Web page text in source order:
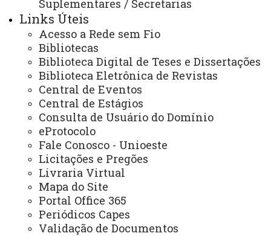
Suplementares / Secretarias
Links Úteis
Acesso a Rede sem Fio
Bibliotecas
Biblioteca Digital de Teses e Dissertações
Biblioteca Eletrônica de Revistas
Central de Eventos
Central de Estágios
Consulta de Usuário do Domínio
eProtocolo
Fale Conosco - Unioeste
Licitações e Pregões
Livraria Virtual
Mapa do Site
Portal Office 365
Periódicos Capes
Validação de Documentos
Assistência Estudantil
Auditoria Interna
Avaliação Institucional
Convênios e Captação de Recursos
Corregedoria da Unioeste
Comunicação Social
Igualdade e Promoção Social
Jurídica
Sistema de Controle Interno, Integridade e Compliance
Relações Internacionais e Interinstitucionais